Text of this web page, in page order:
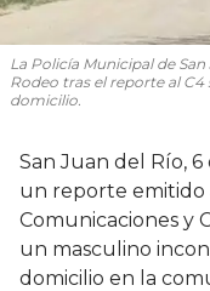
La Policía Municipal de
Rodeo tras el reporte al
domicilio.
San Juan del Río,
un reporte emitido
Comunicaciones y
un masculino
domicilio en la